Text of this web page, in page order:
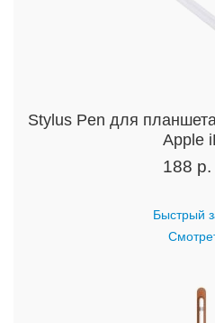
Stylus Pen для
Apple
188 р.
Быстрый